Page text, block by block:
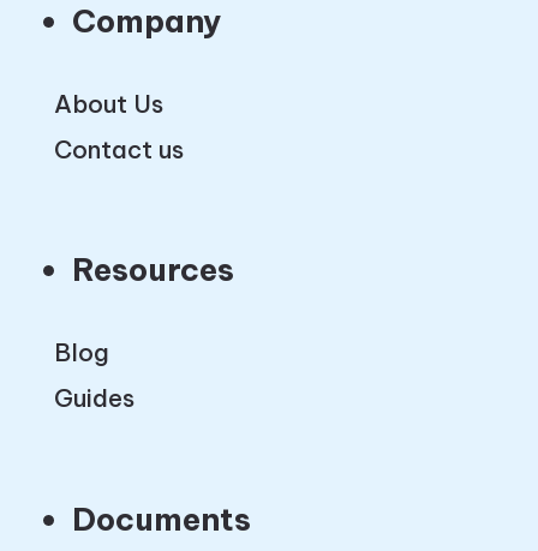
Company
About Us
Contact us
Resources
Blog
Guides
Documents